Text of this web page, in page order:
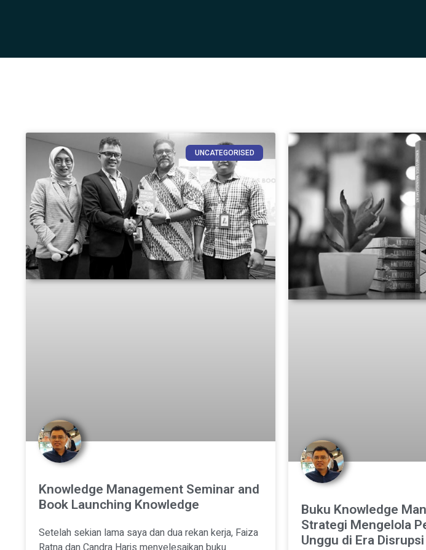
UNCATEGORISED
Knowledge Management Seminar and
Book Launching Knowledge
Setelah sekian lama saya dan dua rekan kerja, Faiza
Buku Knowledge
Strategi Mengelola
Unggu di Era Disrupsi